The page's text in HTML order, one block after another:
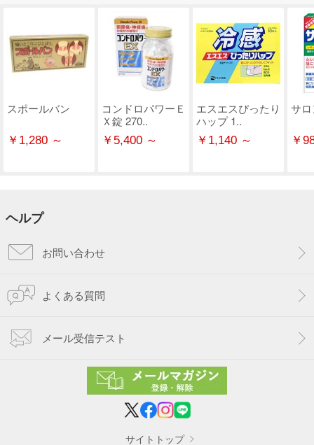
スポールバン
￥1,280 ～
コンドロパワーＥ
Ｘ錠 270..
￥5,400 ～
エスエスぴったり
ハップ 1..
￥1,140 ～
サ
￥
ヘルプ
お問い合わせ
よくある質問
メール受信テスト
サイトトップ